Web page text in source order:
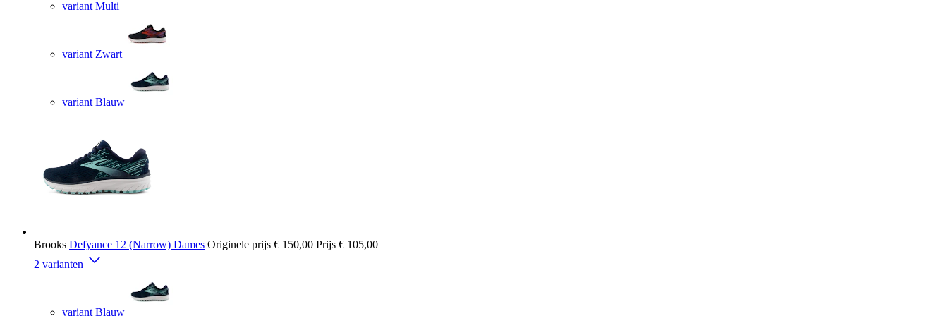
variant Multi
variant Zwart
variant Blauw
Brooks Defyance 12 (Narrow) Dames Originele prijs € 150,00 Prijs € 105,00
2 varianten
variant Blauw